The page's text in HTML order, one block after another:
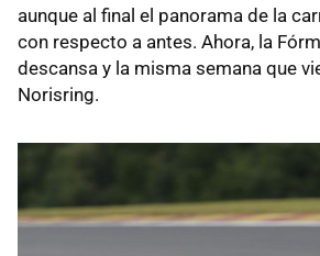
aunque al final el panorama de la
con respecto a antes. Ahora, la
descansa y la misma semana que
Norisring.